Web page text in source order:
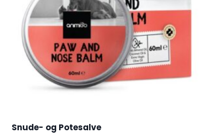
Snude- og Potesalve